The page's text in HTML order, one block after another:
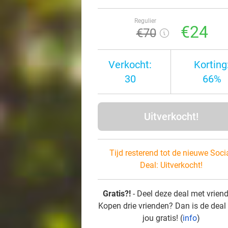
Regulier
€70 €24
Verkocht:
30
66%
Uitverkocht!
Tijd resterend tot de nieuwe
Deal: Uitverkocht!
Gratis?! - Deel deze deal met
Kopen drie vrienden? Dan is de
jou gratis! (info)